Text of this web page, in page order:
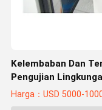
Kelembaban Dan
Pengujian
Harga：USD 5000-